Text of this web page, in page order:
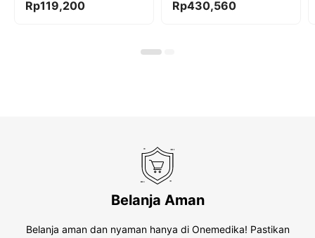
0
o
Rp119,200
0
o
Rp430,560
Belanja Aman
Belanja aman dan nyaman hanya di Onemedika! Pastikan